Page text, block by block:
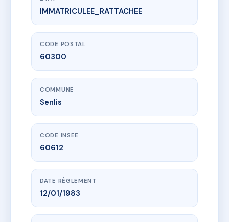
www.vme.plus/AD7513880
SAINT ELOI
40 r du faubourg saint-martin
IMMATRICULEE_RATTACHEE
CODE POSTAL
60300
COMMUNE
Senlis
CODE INSEE
60612
DATE RÈGLEMENT
12/01/1983